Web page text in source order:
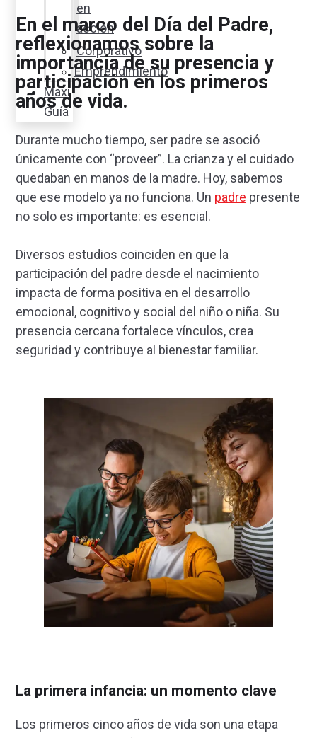
en
acción
Corporativo
Emprendimiento
Maxi
Guía
En el marco del Día del Padre,
reflexionamos sobre la
importancia de su presencia y
participación en los primeros
años de vida.
Durante mucho tiempo, ser padre se asoció
únicamente con “proveer”. La crianza y el cuidado
quedaban en manos de la madre. Hoy, sabemos
que ese modelo ya no funciona. Un padre presente
no solo es importante: es esencial.
Diversos estudios coinciden en que la
participación del padre desde el nacimiento
impacta de forma positiva en el desarrollo
emocional, cognitivo y social del niño o niña. Su
presencia cercana fortalece vínculos, crea
seguridad y contribuye al bienestar familiar.
La primera infancia: un momento clave
Los primeros cinco años de vida son una etapa